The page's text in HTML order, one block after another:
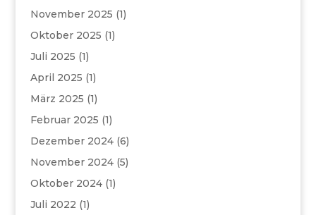
November 2025 (1)
Oktober 2025 (1)
Juli 2025 (1)
April 2025 (1)
März 2025 (1)
Februar 2025 (1)
Dezember 2024(6)
November 2024(5)
Oktober 2024(1)
Juli 2022 (1)